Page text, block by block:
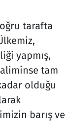
tarafta
yapmış,
tam
olduğu
barış ve